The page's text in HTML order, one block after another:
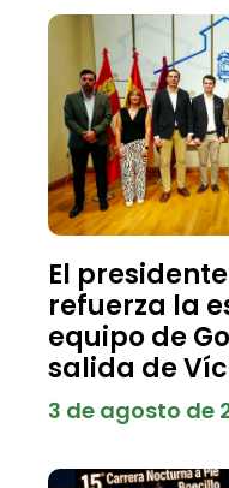
El
refuerza la
equipo de
salida de
3 de agosto de